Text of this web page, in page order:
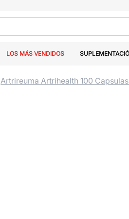
LOS MÁS VENDIDOS
Artrireuma Artrihealth 100